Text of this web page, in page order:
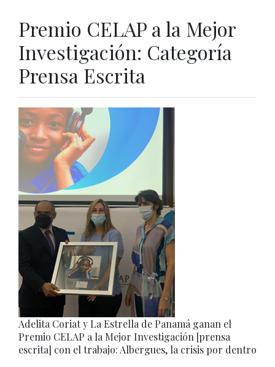
Premio CELAP a la Mejor
Investigación: Categoría
Prensa Escrita
Adelita Coriat y La Estrella de Panamá ganan el
Premio CELAP a la Mejor Investigación [prensa
escrita] con el trabajo: Albergues, la crisis por dentro